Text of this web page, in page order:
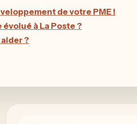
de votre PME !
à La Poste ?
?